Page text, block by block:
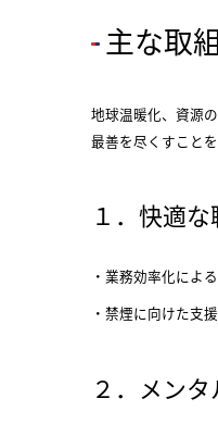
主な取
地球温暖化、資源
最善を尽くすことを
１．快適
業務効率化によ
禁煙に向けた支
２．メン